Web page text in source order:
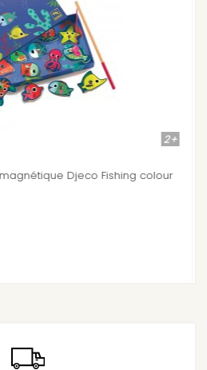
Puzzles magnétiques 2 ans